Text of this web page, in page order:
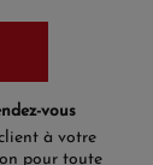
vous
à votre
pour toute